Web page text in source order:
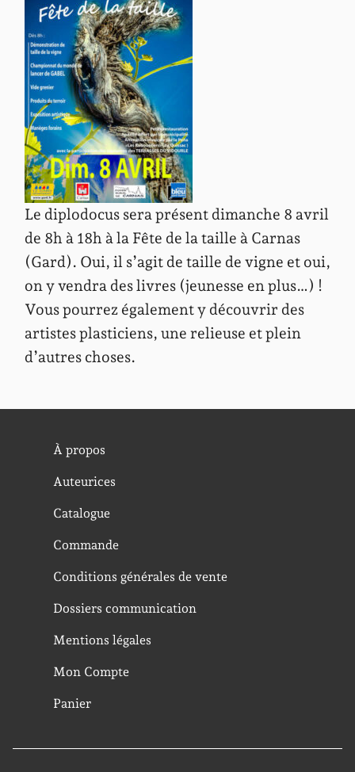
Le diplodocus sera présent dimanche 8 avril
de 8h à 18h à la Fête de la taille à Carnas
(Gard). Oui, il s’agit de taille de vigne et oui,
on y vendra des livres (jeunesse en plus…) !
Vous pourrez également y découvrir des
artistes plasticiens, une relieuse et plein
d’autres choses.
À propos
Auteurices
Catalogue
Commande
Conditions générales de vente
Dossiers communication
Mentions légales
Mon Compte
Panier